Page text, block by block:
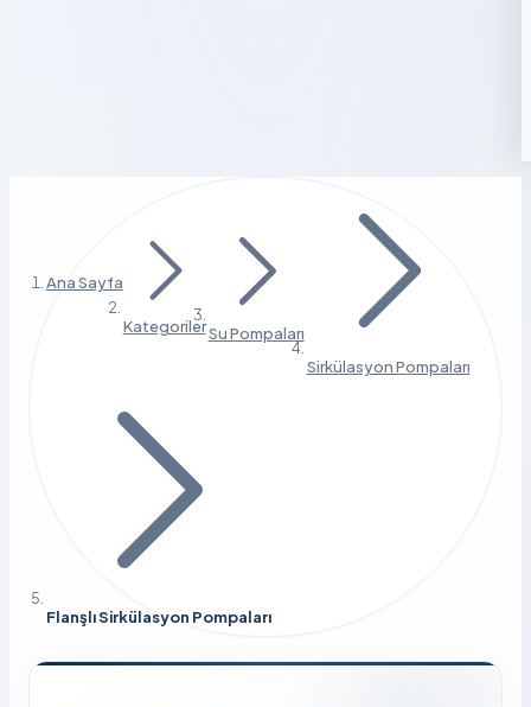
Ana Sayfa
KategorilerSu Pompaları
Sirkülasyon Pompaları
Flanşlı Sirkülasyon Pompaları